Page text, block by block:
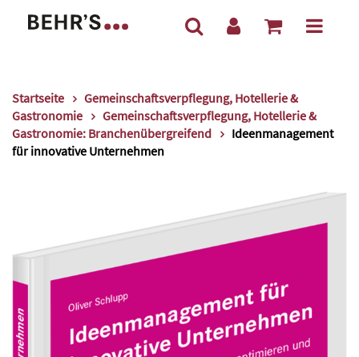
Startseite
Gemeinschaftsverpflegung, Hotellerie &
Gastronomie
Gemeinschaftsverpflegung, Hotellerie &
Gastronomie: Branchenübergreifend
Ideenmanagement
für innovative Unternehmen